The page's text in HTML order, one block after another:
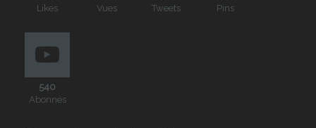
Likes
Vues
Tweets
Pins
540
Abonnés